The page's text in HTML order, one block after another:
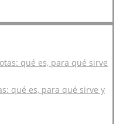
qué es, para qué sirve y